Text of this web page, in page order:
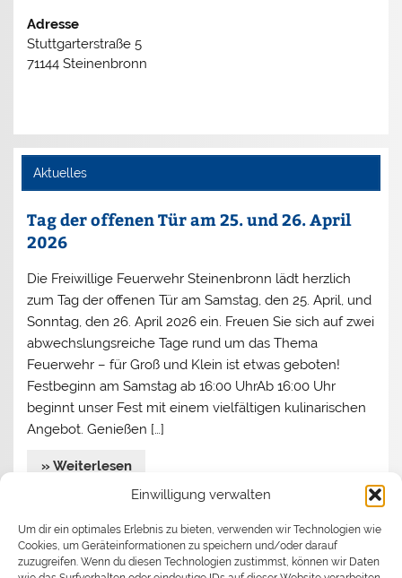
Einwilligung verwalten
Um dir ein optimales Erlebnis zu bieten, verwenden wir Technologien wie
Cookies, um Geräteinformationen zu speichern und/oder darauf
zuzugreifen. Wenn du diesen Technologien zustimmst, können wir Daten
Adresse
Stuttgarterstraße 5
71144 Steinenbronn
Aktuelles
Tag der offenen Tür am 25. und 26. April
2026
Die Freiwillige Feuerwehr Steinenbronn lädt herzlich
zum Tag der offenen Tür am Samstag, den 25. April, und
Sonntag, den 26. April 2026 ein. Freuen Sie sich auf zwei
abwechslungsreiche Tage rund um das Thema
Feuerwehr – für Groß und Klein ist etwas geboten!
Festbeginn am Samstag ab 16:00 UhrAb 16:00 Uhr
beginnt unser Fest mit einem vielfältigen kulinarischen
Angebot. Genießen […]
» Weiterlesen
Jahreshauptversammlung 2026
Begrüßen durfte Kommandant Stefan Turata